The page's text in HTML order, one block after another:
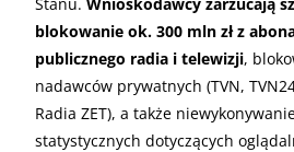
blokowanie ok. 300 mln zł z
publicznego radia i telewizji,
nadawców prywatnych (TVN,
Radia ZET), a także
statystycznych dotyczących